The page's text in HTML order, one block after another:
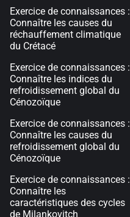
Exercice de connaissances :
Connaître les causes du
réchauffement climatique
du Crétacé
Exercice de connaissances :
Connaître les indices du
refroidissement global du
Cénozoïque
Exercice de connaissances :
Connaître les causes du
refroidissement global du
Cénozoïque
Exercice de connaissances :
Connaître les
caractéristiques des cycles
de Milankovitch